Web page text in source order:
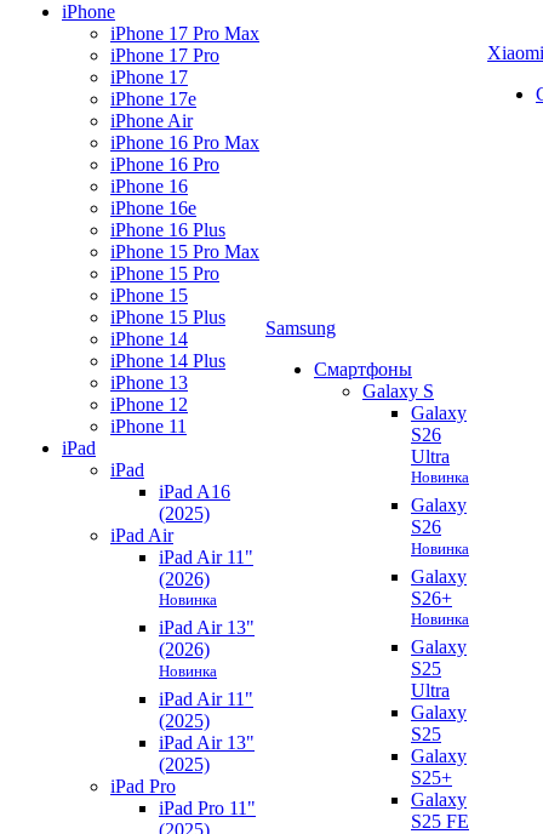
iPhone
iPhone 17 Pro Max
iPhone 17 Pro
iPhone 17
iPhone 17e
iPhone Air
iPhone 16 Pro Max
iPhone 16 Pro
iPhone 16
iPhone 16e
iPhone 16 Plus
iPhone 15 Pro Max
iPhone 15 Pro
iPhone 15
iPhone 15 Plus
iPhone 14
iPhone 14 Plus
iPhone 13
iPhone 12
iPhone 11
iPad
iPad
iPad A16
(2025)
iPad Air
iPad Air 11"
(2026)
Новинка
iPad Air 13"
(2026)
Новинка
iPad Air 11"
(2025)
iPad Air 13"
(2025)
iPad Pro
iPad Pro 11"
(2025)
Samsung
Смартфоны
Galaxy S
Galaxy
S26
Ultra
Новинка
Galaxy
S26
Новинка
Galaxy
S26+
Новинка
Galaxy
S25
Ultra
Galaxy
S25
Galaxy
S25+
Galaxy
S25 FE
Xiaomi